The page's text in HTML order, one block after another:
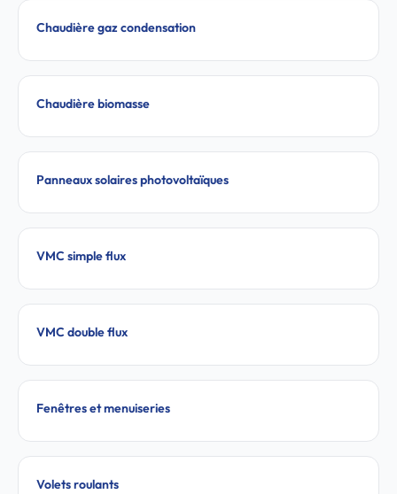
Chaudière gaz condensation
Chaudière biomasse
Panneaux solaires photovoltaïques
VMC simple flux
VMC double flux
Fenêtres et menuiseries
Volets roulants